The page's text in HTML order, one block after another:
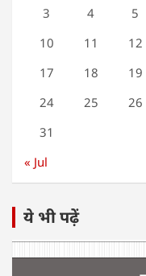
3
4 5
10
11 12
17
18 19
24
25 26
31
« Jul
ये भी पढ़ें